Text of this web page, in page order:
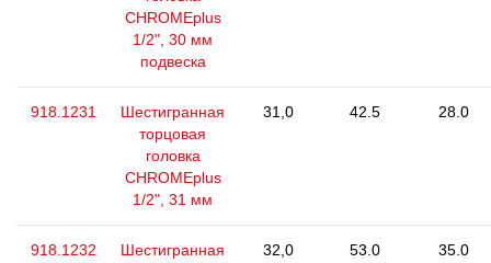
CHROMEplus
1/2", 30 мм
подвеска
918.1231
Шестигранная
торцовая
головка
CHROMEplus
1/2", 31 мм
31,0 42.5 28.0
918.1232 Шестигранная 32,0 53.0 35.0